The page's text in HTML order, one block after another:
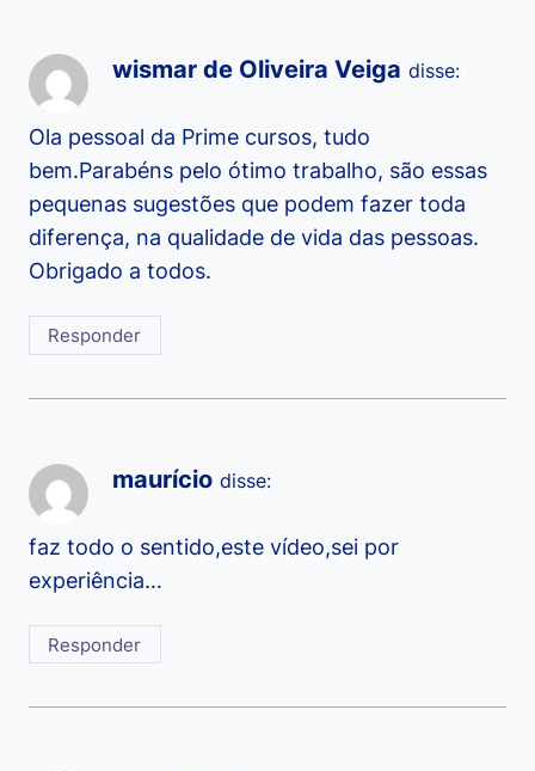
wismar de Oliveira Veiga disse:
Ola pessoal da Prime cursos, tudo
bem.Parabéns pelo ótimo trabalho, são essas
pequenas sugestões que podem fazer toda
diferença, na qualidade de vida das pessoas.
Obrigado a todos.
Responder
maurício disse:
faz todo o sentido,este vídeo,sei por
experiência…
Responder